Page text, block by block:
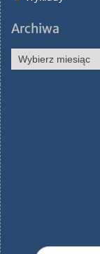
Archiwa
Archiwa